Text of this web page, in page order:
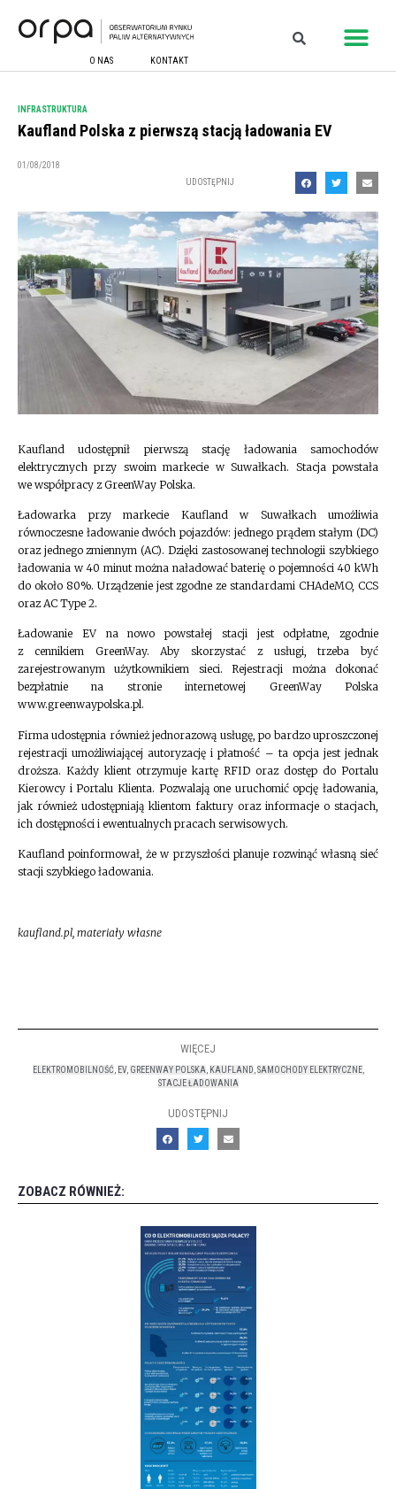
O NAS KONTAKT
INFRASTRUKTURA
Kaufland Polska z pierwszą stacją ładowania EV
01/08/2018
UDOSTĘPNIJ
Kaufland udostępnił pierwszą stację ładowania samochodów
elektrycznych przy swoim markecie w Suwałkach. Stacja powstała
we współpracy z GreenWay Polska.
Ładowarka przy markecie Kaufland w Suwałkach umożliwia
równoczesne ładowanie dwóch pojazdów: jednego prądem stałym (DC)
oraz jednego zmiennym (AC). Dzięki zastosowanej technologii szybkiego
ładowania w 40 minut można naładować baterię o pojemności 40 kWh
do około 80%. Urządzenie jest zgodne ze standardami CHAdeMO, CCS
oraz AC Type 2.
Ładowanie EV na nowo powstałej stacji jest odpłatne, zgodnie
z cennikiem GreenWay. Aby skorzystać z usługi, trzeba być
zarejestrowanym użytkownikiem sieci. Rejestracji można dokonać
bezpłatnie na stronie internetowej GreenWay Polska
www.greenwaypolska.pl.
Firma udostępnia również jednorazową usługę, po bardzo uproszczonej
rejestracji umożliwiającej autoryzację i płatność – ta opcja jest jednak
droższa. Każdy klient otrzymuje kartę RFID oraz dostęp do Portalu
Kierowcy i Portalu Klienta. Pozwalają one uruchomić opcję ładowania,
jak również udostępniają klientom faktury oraz informacje o stacjach,
ich dostępności i ewentualnych pracach serwisowych.
Kaufland poinformował, że w przyszłości planuje rozwinąć własną sieć
stacji szybkiego ładowania.
kaufland.pl, materiały własne
WIĘCEJ
ELEKTROMOBILNOŚĆ, EV, GREENWAY POLSKA, KAUFLAND,SAMOCHODY ELEKTRYCZNE,
STACJE ŁADOWANIA
UDOSTĘPNIJ
ZOBACZ RÓWNIEŻ: